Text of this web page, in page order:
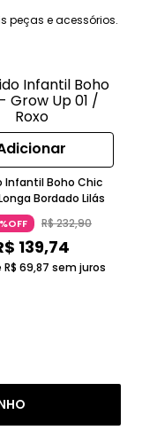
peças e acessórios.
Infantil Boho Chic
Bordado Lilás
R$232,90
139,74
R$ 69,87 sem juros